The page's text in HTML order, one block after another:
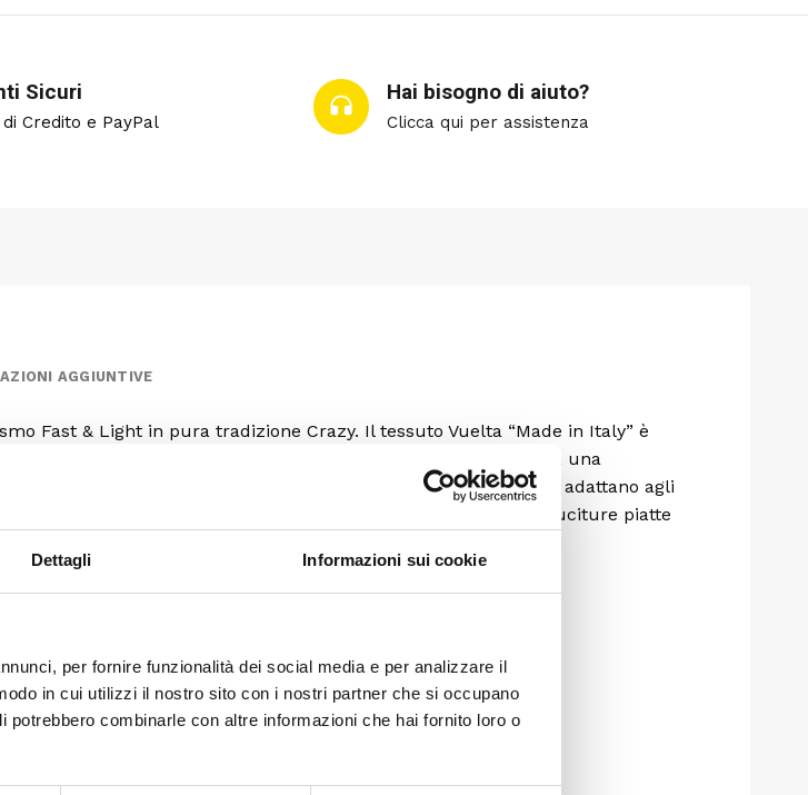
Dettagli Informazioni sui cookie
per fornire funzionalità dei social media e per analizzare il
in cui utilizzi il nostro sito con i nostri partner che si occupano
combinarle con altre informazioni che hai fornito loro o
Sicuri
Credito e PayPal
Hai bisogno di aiuto?
Clicca qui per assistenza
AGGIUNTIVE
Fast & Light in pura tradizione Crazy. Il tessuto Vuelta “Made in Italy” è
comfort, alta traspirabilità e termoregolazione. Questo capo ha una
dettagli tecnici come le ghette elastiche impermeabili che si adattano agli
tessuto con leggera membrana anti vento sulle ginocchia e le cuciture piatte